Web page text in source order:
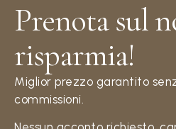
Prenota sul
risparmia!​
Miglior prezzo garantito
commissioni.